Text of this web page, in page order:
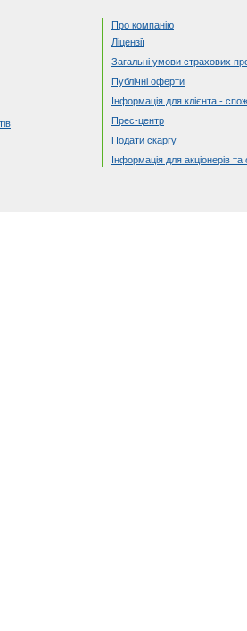
Про компанію
Ліцензії
Загальні умови страхових
Публічні оферти
Інформація для клієнта -
Прес-центр
Подати скаргу
Інформація для акціонерів та